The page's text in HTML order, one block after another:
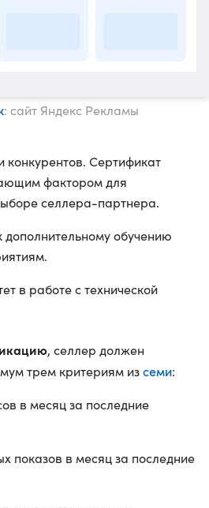
: сайт Яндекс Рекламы
конкурентов. Сертификат
фактором для
селлера-партнера.
дополнительному обучению
в работе с технической
, селлер должен
трем критериям изсеми:
в месяц за последние
показов в месяц за последние